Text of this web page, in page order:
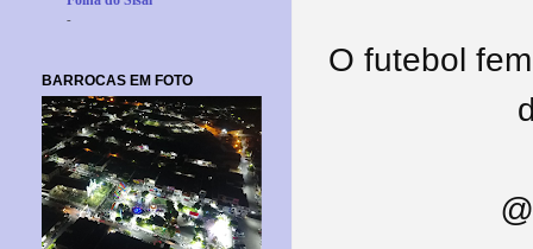
O futebol
-
BARROCAS EM FOTO